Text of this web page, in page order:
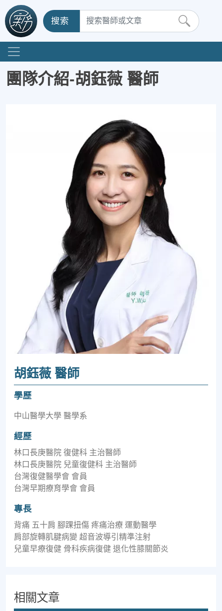
搜索
團隊介紹-胡鈺薇 醫師
胡鈺薇 醫師
學歷
中⼭醫學⼤學 醫學系
經歷
林⼝長庚醫院 復健科 主治醫師
林⼝長庚醫院 兒童復健科 主治醫師
台灣復健醫學會 會員
台灣早期療育學會 會員
專長
背痛 五⼗肩 腳踝扭傷 疼痛治療 運動醫學
肩部旋轉肌腱病變 超⾳波導引精準注射
兒童早療復健 ⾻科疾病復健 退化性膝關節炎
相關文章